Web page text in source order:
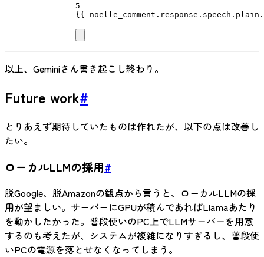
5
{{
以上、Geminiさん書き起こし終わり。
Future work#
とりあえず期待していたものは作れたが、以下の点は改善し
たい。
ローカルLLMの採用#
脱Google、脱Amazonの観点から言うと、ローカルLLMの採
用が望ましい。サーバーにGPUが積んであればLlamaあたり
を動かしたかった。普段使いのPC上でLLMサーバーを用意
するのも考えたが、システムが複雑になりすぎるし、普段使
いPCの電源を落とせなくなってしまう。